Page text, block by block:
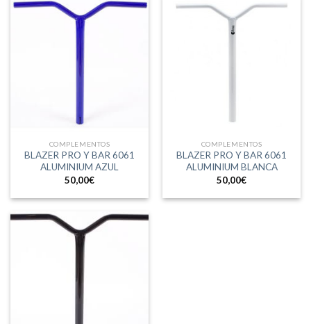
COMPLEMENTOS
BLAZER PRO Y BAR 6061
ALUMINIUM AZUL
50,00€
COMPLEMENTOS
BLAZER PRO Y BAR 6061
ALUMINIUM BLANCA
50,00€